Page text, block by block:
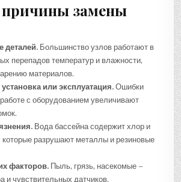
замены
деталей. Большинство узлов работают в
перепадов температур и влажности,
материалов.
или эксплуатация. Ошибки
с оборудованием увеличивают
Вода бассейна содержит хлор и
которые разрушают металлы и резиновые
факторов. Пыль, грязь, насекомые –
и чувствительных датчиков.